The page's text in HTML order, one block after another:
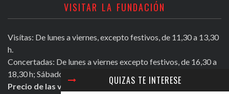
QUIZAS TE INTERESE
VISITAR LA FUNDACIÓN
Visítas: De lunes a viernes, excepto festivos, de 11,30 a 13,30
h.
Concertadas: De lunes a viernes excepto festivos, de 16,30 a
18,30 h; Sábados mañana de 11,30 a 13,30 h.
Precio de las visitas: Individual 2 euros. Grupos + de 10